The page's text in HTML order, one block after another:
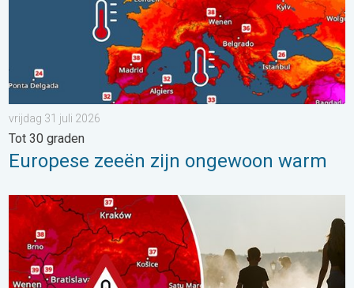
vrijdag 31 juli 2026
Tot 30 graden
Europese zeeën zijn ongewoon warm
Extreme hitte in Oost-Europa. Tot ruim 40 graden. . . dinsdag